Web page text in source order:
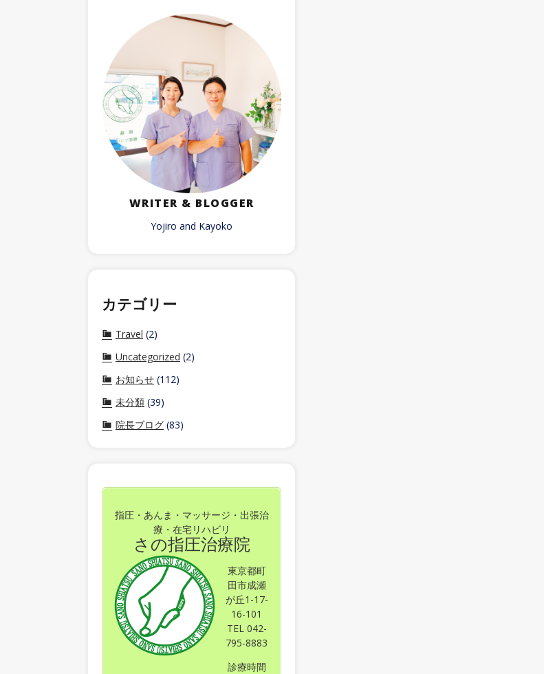
WRITER & BLOGGER
Yojiro and Kayoko
カテゴリー
Travel (2)
Uncategorized (2)
お知らせ (112)
未分類 (39)
院長ブログ (83)
指圧・あんま・マッサージ・出張治
療・在宅リハビリ
さの指圧治療院
東京都町
田市成瀬
が丘1-17-
16-101
TEL 042-
795-8883
診療時間